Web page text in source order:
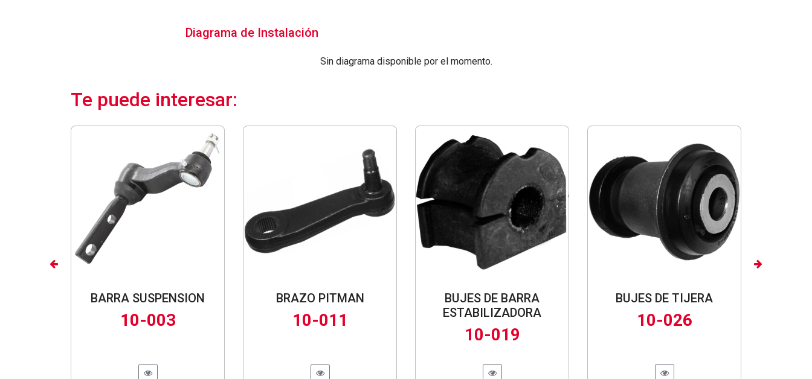
Diagrama de Instalación
Sin diagrama disponible por el momento.
Te puede interesar:
BARRA SUSPENSION
10-003
BRAZO PITMAN
10-011
BUJES DE BARRA
ESTABILIZADORA
10-019
BUJES DE TIJERA
10-026
Previous Next